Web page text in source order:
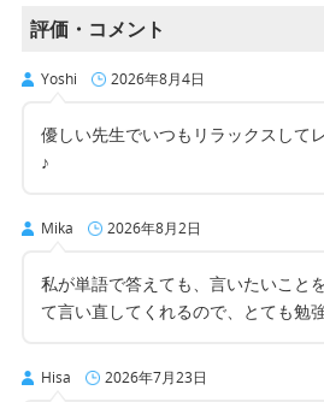
評価・コメント
Yoshi 2026年8月4日
優しい先生でいつもリラックスして
♪
Mika 2026年8月2日
私が単語で答えても、言いたいこと
て言い直してくれるので、とても勉
Hisa 2026年7月23日